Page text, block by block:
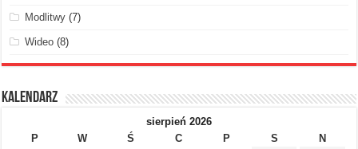
Modlitwy (7)
Wideo (8)
Kalendarz
sierpień 2026
P
W Ś C P S
N